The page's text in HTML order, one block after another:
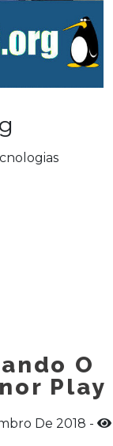
O
Play
De 2018